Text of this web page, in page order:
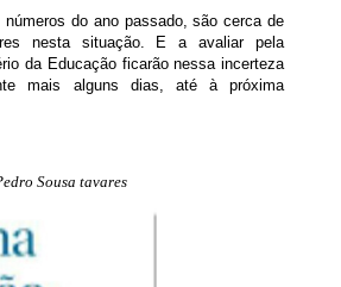
do ano passado, são cerca de
nesta situação. E a avaliar pela
da Educação ficarão nessa incerteza
mais alguns dias, até à próxima
Sousa tavares